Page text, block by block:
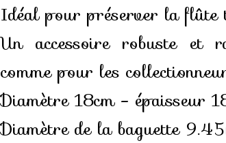
Idéal pour préserver la flûte
Un accessoire robuste et
comme pour les
Diamètre 18cm - épaisseur
Diamètre de la baguette